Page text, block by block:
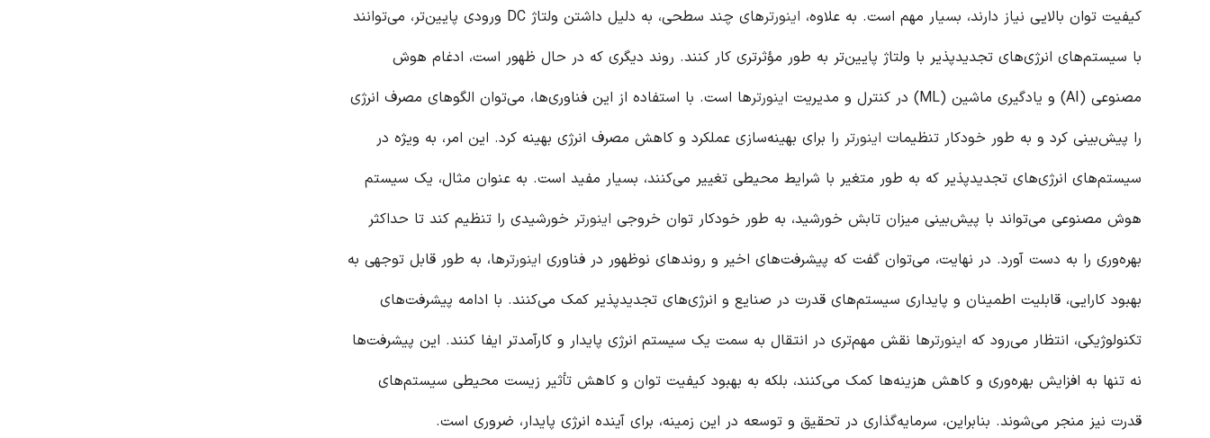
کیفیت توان بالایی نیاز دارند، بسیار مهم است. به علاوه، اینورتر
های چند سطحی، به دلیل داشتن ولتاژ DC ورودی پایین‌تر، می‌توانند
با سیستم‌های انرژی‌های تجدیدپذیر با ولتاژ پایین‌تر به طور مؤثرتری کار کنند. روند دیگری که در حال ظهور است، ادغام هوش
مصنوعی (AI) و یادگیری ماشین (ML) در کنترل و مدیریت
اینورترها است. با استفاده از این فناوری‌ها، می‌توان الگوهای مصرف انرژی
را پیش‌بینی کرد و به طور خودکار تنظیمات اینورتر را برای بهینه‌سازی عملکرد و کاهش مصرف انرژی بهینه کرد. این امر، به ویژه در
سیستم‌های انرژی‌های تجدیدپذیر که به طور متغیر با شرایط محیطی تغییر می‌کنند، بسیار مفید است. به عنوان مثال، یک سیستم
هوش مصنوعی می‌تواند با پیش‌بینی میزان تابش خورشید، به طور خودکار توان خروجی اینورتر خورشیدی را تنظیم کند تا حداکثر
بهره‌وری را به دست آورد. در نهایت، می‌توان گفت که پیشرفت‌های اخیر و روندهای نوظهور در فناوری اینورترها، به طور قابل توجهی به
بهبود کارایی، قابلیت اطمینان و پایداری سیستم‌های قدرت در صنایع و انرژی‌های تجدیدپذیر کمک می‌کنند. با ادامه پیشرفت‌های
تکنولوژیکی، انتظار می‌رود که اینورترها نقش مهم‌تری در انتقال به سمت یک سیستم انرژی پایدار و کارآمدتر ایفا کنند. این پیشرفت‌ها
نه تنها به افزایش بهره‌وری و کاهش هزینه‌ها کمک می‌کنند، بلکه به بهبود کیفیت توان و کاهش تأثیر زیست محیطی سیستم‌های
قدرت نیز منجر می‌شوند. بنابراین، سرمایه‌گذاری در تحقیق و توسعه در این زمینه، برای آینده انرژی پایدار، ضروری است.